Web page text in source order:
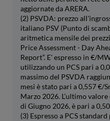
aggiornate da ARERA.
(2) PSVDA: prezzo
italiano PSV (Punto di
aritmetica mensile dei
Price Assessment - Day
Report”. E' espresso in €/
utilizzando un PCS pari a
massimo del PSVDA
mesi è stato pari a 0,557 €/
Marzo 2026. L’ultimo
di Giugno 2026, è pari a
(3) Espresso a PCS